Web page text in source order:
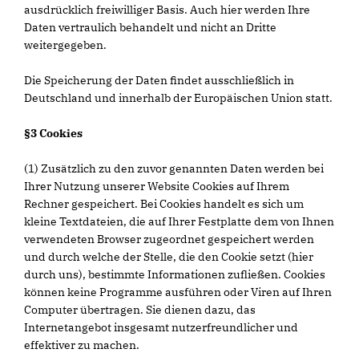
ausdrücklich freiwilliger Basis. Auch hier werden Ihre
Daten vertraulich behandelt und nicht an Dritte
weitergegeben.
Die Speicherung der Daten findet ausschließlich in
Deutschland und innerhalb der Europäischen Union statt.
§3 Cookies
(1) Zusätzlich zu den zuvor genannten Daten werden bei
Ihrer Nutzung unserer Website Cookies auf Ihrem
Rechner gespeichert. Bei Cookies handelt es sich um
kleine Textdateien, die auf Ihrer Festplatte dem von Ihnen
verwendeten Browser zugeordnet gespeichert werden
und durch welche der Stelle, die den Cookie setzt (hier
durch uns), bestimmte Informationen zufließen. Cookies
können keine Programme ausführen oder Viren auf Ihren
Computer übertragen. Sie dienen dazu, das
Internetangebot insgesamt nutzerfreundlicher und
effektiver zu machen.